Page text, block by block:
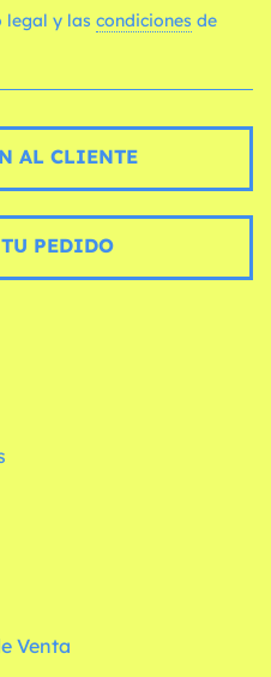
legal y las condiciones
AL CLIENTE
PEDIDO
Venta